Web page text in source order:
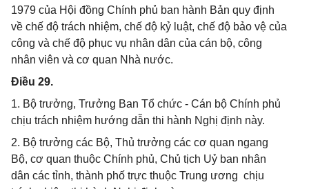
1979 của Hội đồng Chính phủ ban hành Bản quy định
về chế độ trách nhiệm, chế độ kỷ luật, chế độ bảo vệ của
công và chế độ phục vụ nhân dân của cán bộ, công
nhân viên và cơ quan Nhà nước.
Điều 29.
1. Bộ trưởng, Trưởng Ban Tổ chức - Cán bộ Chính phủ
chịu trách nhiệm hướng dẫn thi hành Nghị định này.
2. Bộ trưởng các Bộ, Thủ trưởng các cơ quan ngang
Bộ, cơ quan thuộc Chính phủ, Chủ tịch Uỷ ban nhân
dân các tỉnh, thành phố trực thuộc Trung ương chịu